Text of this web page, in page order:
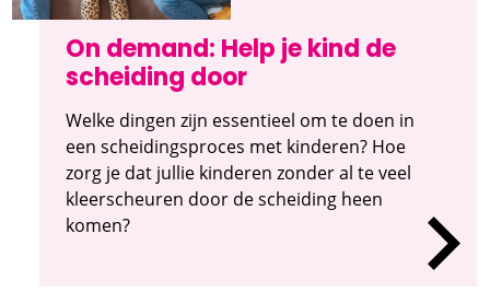
On demand: Help je kind de
scheiding door
Welke dingen zijn essentieel om te doen in
een scheidingsproces met kinderen? Hoe
zorg je dat jullie kinderen zonder al te veel
kleerscheuren door de scheiding heen
komen?